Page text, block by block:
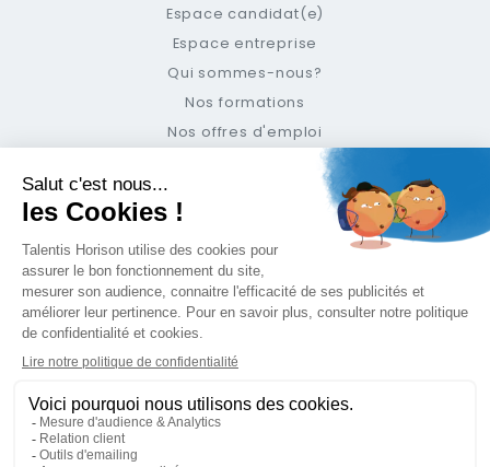
Espace candidat(e)
Espace entreprise
Qui sommes-nous?
Nos formations
Nos offres d'emploi
Suivez-nous
Newsletter
Support
Politique de Confidentialité
Contact